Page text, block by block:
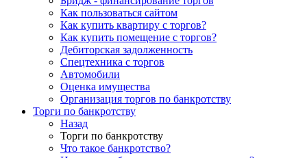
Как пользоваться сайтом
Как купить квартиру с торгов?
Как купить помещение с торгов?
Дебиторская задолженность
Спецтехника с торгов
Автомобили
Оценка имущества
Организация торгов по банкротству
Торги по банкротству
Назад
Торги по банкротству
Что такое банкротство?